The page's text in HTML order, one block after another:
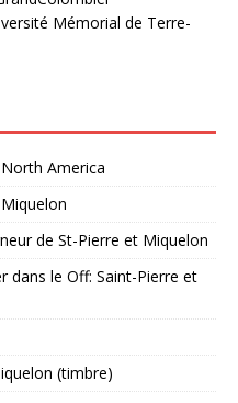
Mémorial de Terre-
America
de St-Pierre et Miquelon
dans le Off: Saint-Pierre et
(timbre)